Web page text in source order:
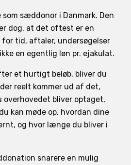
sæddonor i Danmark. Den
dog, at det oftest er en
tid, aftaler, undersøgelser
en egentlig løn pr. ejakulat.
et hurtigt beløb, bliver du
reelt kommer ud af det,
bliver optaget,
kan møde op, hvordan dine
og hvor længe du bliver i
snarere en mulig